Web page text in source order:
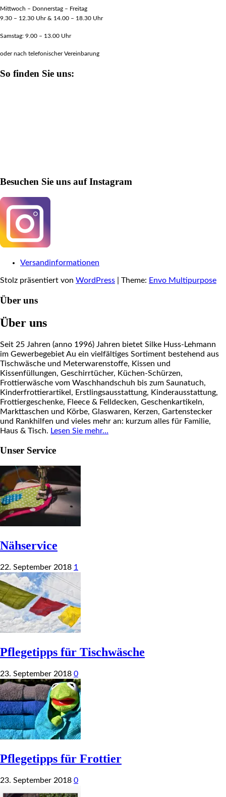
Mittwoch – Donnerstag – Freitag
9.30 – 12.30 Uhr & 14.00 – 18.30 Uhr
Samstag: 9.00 – 13.00 Uhr
oder nach telefonischer Vereinbarung
So finden Sie uns:
Besuchen Sie uns auf Instagram
Versandinformationen
Stolz präsentiert von WordPress Theme: Envo Multipurpose
Über uns
Über uns
Seit 25 Jahren (anno 1996) Jahren bietet Silke Huss-Lehmann
im Gewerbegebiet Au ein vielfältiges Sortiment bestehend aus
Tischwäsche und Meterwarenstoffe, Kissen und
Kissenfüllungen, Geschirrtücher, Küchen-Schürzen,
Frottierwäsche vom Waschhandschuh bis zum Saunatuch,
Kinderfrottierartikel, Erstlingsausstattung, Kinderausstattung,
Frottiergeschenke, Fleece & Felldecken, Geschenkartikeln,
Markttaschen und Körbe, Glaswaren, Kerzen, Gartenstecker
und Rankhilfen und vieles mehr an: kurzum alles für Familie,
Haus & Tisch. Lesen Sie mehr…
Unser Service
Nähservice
22. September 2018 1
Pflegetipps für Tischwäsche
23. September 2018 0
Pflegetipps für Frottier
23. September 2018 0